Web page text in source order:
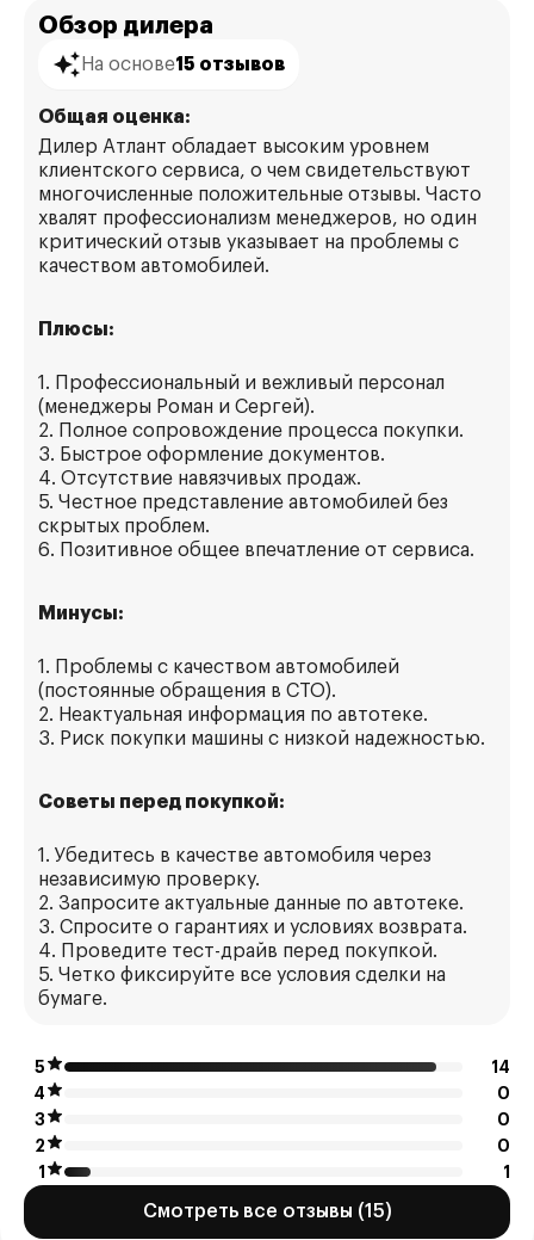
Обзор дилера
На основе15 отзывов
Общая оценка:
Дилер Атлант обладает высоким уровнем
клиентского сервиса, о чем свидетельствуют
многочисленные положительные отзывы. Часто
хвалят профессионализм менеджеров, но один
критический отзыв указывает на проблемы с
качеством автомобилей.
Плюсы:
1. Профессиональный и вежливый персонал
(менеджеры Роман и Сергей).
2. Полное сопровождение процесса покупки.
3. Быстрое оформление документов.
4. Отсутствие навязчивых продаж.
5. Честное представление автомобилей без
скрытых проблем.
6. Позитивное общее впечатление от сервиса.
Минусы:
1. Проблемы с качеством автомобилей
(постоянные обращения в СТО).
2. Неактуальная информация по автотеке.
3. Риск покупки машины с низкой надежностью.
Советы перед покупкой:
1. Убедитесь в качестве автомобиля через
независимую проверку.
2. Запросите актуальные данные по автотеке.
3. Спросите о гарантиях и условиях возврата.
4. Проведите тест-драйв перед покупкой.
5. Четко фиксируйте все условия сделки на
бумаге.
5
14
4
0
3
0
2
0
1
1
Смотреть все отзывы (15)